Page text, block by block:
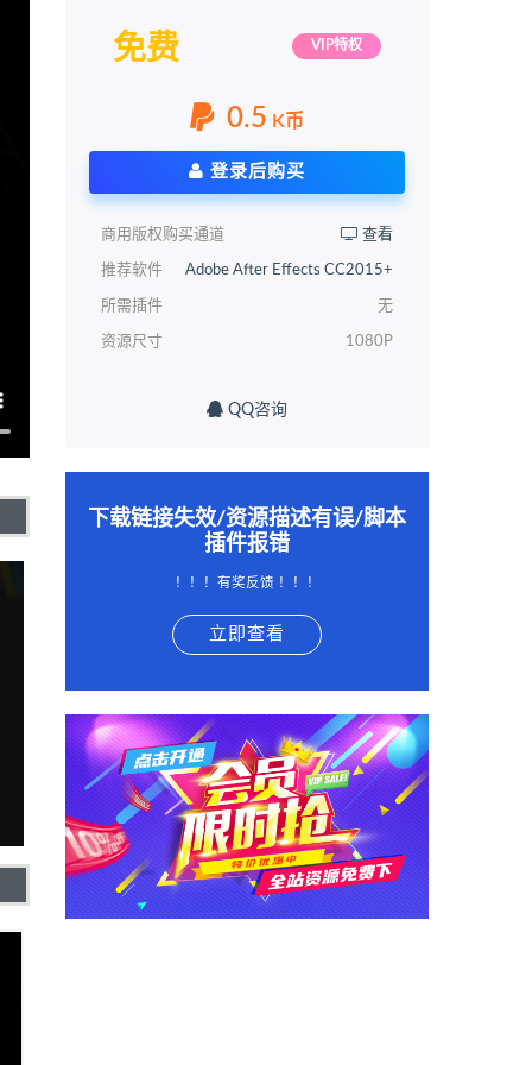
免费 VIP特权
0.5 K币
登录后购买
商用版权购买通道 查看
推荐软件 Adobe After Effects CC2015+
所需插件 无
资源尺寸 1080P
QQ咨询
下载链接失效/资源描述有误/脚本
插件报错
！！！有奖反馈 ！！！
立即查看